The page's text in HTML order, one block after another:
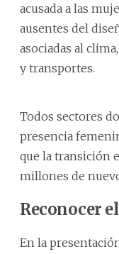
acusada a las
ausentes del
asociadas al
y transportes.
Todos sectores
presencia
que la transición
millones de
Reconocer
En la